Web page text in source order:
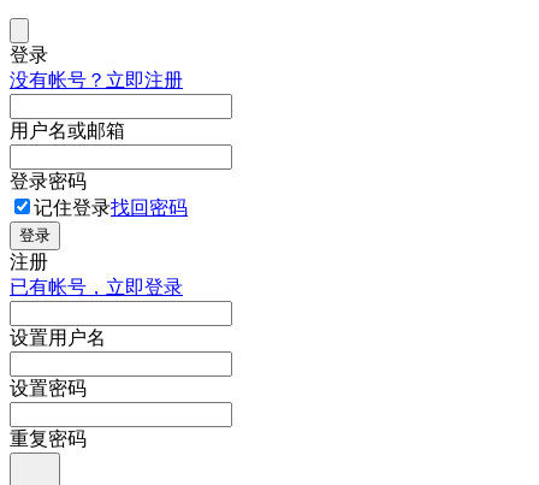
登录
没有帐号？立即注册
用户名或邮箱
登录密码
记住登录找回密码
登录
注册
已有帐号，立即登录
设置用户名
设置密码
重复密码